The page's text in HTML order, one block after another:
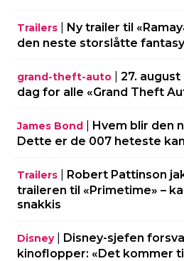
Trailers
Ny trailer til
den neste storslåtte
grand-theft-auto
27.
dag for alle «Grand Theft
James Bond
Hvem blir den
Dette er de 007 heteste
Trailers
Robert Pattinson
traileren til «Primetime» –
snakkis
Disney| Disney-sjefen
kinoflopper: «Det kommer